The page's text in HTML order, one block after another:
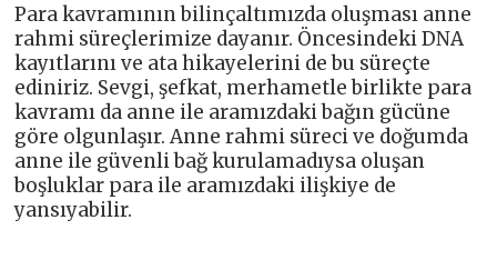
Para kavramının bilinçaltımızda oluşması anne
rahmi süreçlerimize dayanır. Öncesindeki DNA
kayıtlarını ve ata hikayelerini de bu süreçte
ediniriz. Sevgi, şefkat, merhametle birlikte para
kavramı da anne ile aramızdaki bağın gücüne
göre olgunlaşır. Anne rahmi süreci ve doğumda
anne ile güvenli bağ kurulamadıysa oluşan
boşluklar para ile aramızdaki ilişkiye de
yansıyabilir.